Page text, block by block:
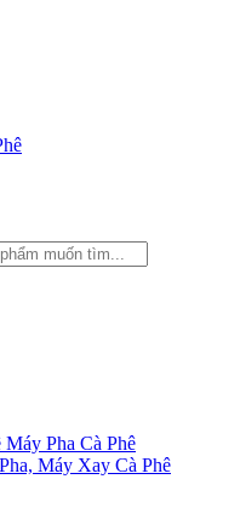
Pha Cà Phê
Máy Xay Cà Phê